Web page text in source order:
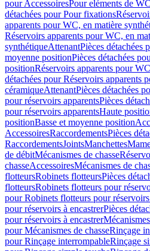
pour AccessoiresPour eléments de WC
détachées pour Pour fixations
apparents pour WC, en matière
Réservoirs apparents pour WC, en
synthétiqueAttenantPièces détachées
moyenne positionPièces détachées
positionRéservoirs apparents pour
détachées pour Réservoirs apparents
céramiqueAttenantPièces détachées
pour réservoirs apparentsPièces
pour réservoirs apparentsHaute
positionBasse et moyenne position
AccessoiresRaccordementsPièces
RaccordementsJointsManchettes
de débitMécanismes de chasse
chasseAccessoiresMécanismes de
flotteursRobinets flotteursPièces
flotteursRobinets flotteurs pour
pour Robinets flotteurs pour
pour réservoirs à encastrerPièces
pour réservoirs à encastrer
pour Mécanismes de chasseRinçage
pour Rinçage interrompableRinçage